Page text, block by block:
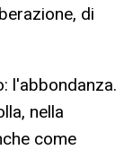
di
l'abbondanza.
nella
come